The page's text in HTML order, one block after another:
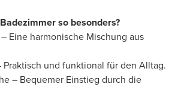
so besonders?
Eine harmonische Mischung aus
und funktional für den Alltag.
– Bequemer Einstieg durch die